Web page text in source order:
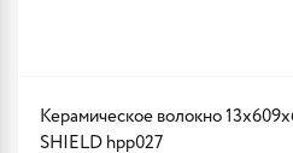
Керамическое волокно
SHIELD hpp027